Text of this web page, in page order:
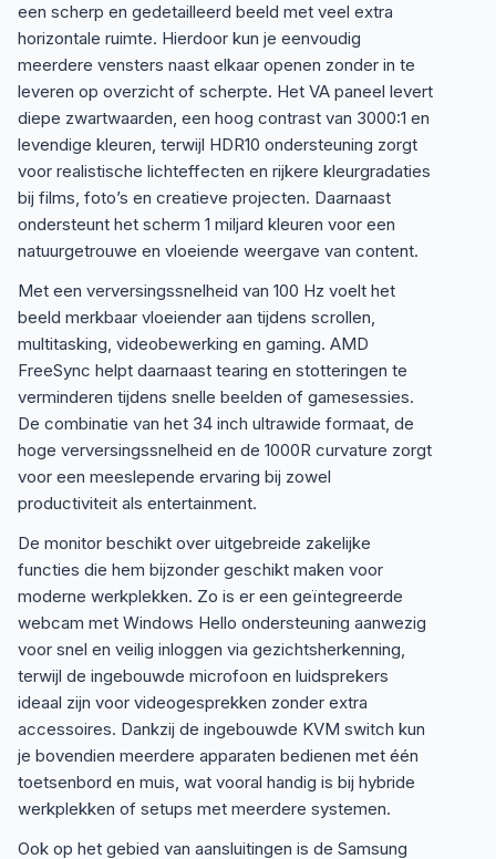
een scherp en gedetailleerd beeld met veel extra
horizontale ruimte. Hierdoor kun je eenvoudig
meerdere vensters naast elkaar openen zonder in te
leveren op overzicht of scherpte. Het VA paneel levert
diepe zwartwaarden, een hoog contrast van 3000:1 en
levendige kleuren, terwijl HDR10 ondersteuning zorgt
voor realistische lichteffecten en rijkere kleurgradaties
bij films, foto’s en creatieve projecten. Daarnaast
ondersteunt het scherm 1 miljard kleuren voor een
natuurgetrouwe en vloeiende weergave van content.
Met een verversingssnelheid van 100 Hz voelt het
beeld merkbaar vloeiender aan tijdens scrollen,
multitasking, videobewerking en gaming. AMD
FreeSync helpt daarnaast tearing en stotteringen te
verminderen tijdens snelle beelden of gamesessies.
De combinatie van het 34 inch ultrawide formaat, de
hoge verversingssnelheid en de 1000R curvature zorgt
voor een meeslepende ervaring bij zowel
productiviteit als entertainment.
De monitor beschikt over uitgebreide zakelijke
functies die hem bijzonder geschikt maken voor
moderne werkplekken. Zo is er een geïntegreerde
webcam met Windows Hello ondersteuning aanwezig
voor snel en veilig inloggen via gezichtsherkenning,
terwijl de ingebouwde microfoon en luidsprekers
ideaal zijn voor videogesprekken zonder extra
accessoires. Dankzij de ingebouwde KVM switch kun
je bovendien meerdere apparaten bedienen met één
toetsenbord en muis, wat vooral handig is bij hybride
werkplekken of setups met meerdere systemen.
Ook op het gebied van aansluitingen is de Samsung